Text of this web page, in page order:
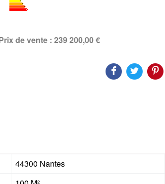
de vente : 239 200,00 €
44300 Nantes